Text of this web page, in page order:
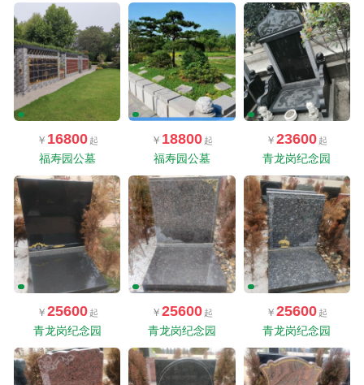
16800
福寿园公墓
18800
福寿园公墓
23600
青龙岗纪念园
25600
青龙岗纪念园
25600
青龙岗纪念园
25600
青龙岗纪念园